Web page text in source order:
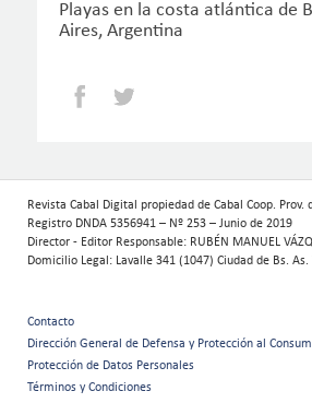
Playas en la costa atlántica de
Aires, Argentina
Facebook
Revista Cabal Digital propiedad de Cabal Coop. Prov.
Registro DNDA 5356941 – Nº 253 – Junio de 2019
Director - Editor Responsable: RUBÉN MANUEL
Domicilio Legal: Lavalle 341 (1047) Ciudad de Bs.
Menú
secundario
Contacto
Dirección General de Defensa y Protección al
Protección de Datos Personales
Términos y Condiciones